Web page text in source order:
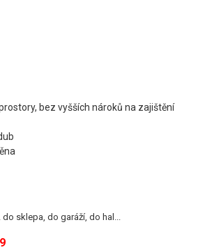
bez vyšších nároků na zajištění
sklepa, do garáží, do hal...